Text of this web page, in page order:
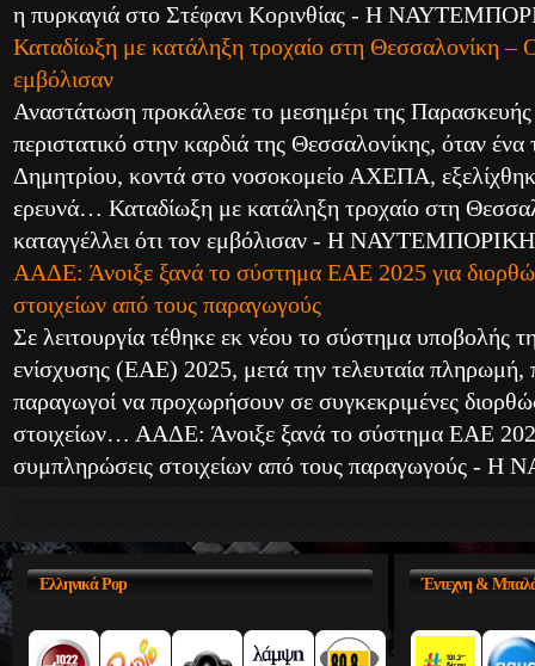
η πυρκαγιά στο Στέφανι Κορινθίας - Η
Καταδίωξη με κατάληξη τροχαίο στη Θεσσαλονίκη –
εμβόλισαν
Αναστάτωση προκάλεσε το μεσημέρι της
περιστατικό στην καρδιά της Θεσσαλονίκης, όταν
Δημητρίου, κοντά στο νοσοκομείο ΑΧΕΠΑ,
ερευνά… Καταδίωξη με κατάληξη τροχαίο στη
καταγγέλλει ότι τον εμβόλισαν - Η ΝΑΥΤΕΜΠΟΡΙΚΗ
ΑΑΔΕ: Άνοιξε ξανά το σύστημα ΕΑΕ 2025 για
στοιχείων από τους παραγωγούς
Σε λειτουργία τέθηκε εκ νέου το σύστημα υποβολής
ενίσχυσης (ΕΑΕ) 2025, μετά την τελευταία πληρωμή,
παραγωγοί να προχωρήσουν σε συγκεκριμένες
στοιχείων… ΑΑΔΕ: Άνοιξε ξανά το σύστημα ΕΑΕ
συμπληρώσεις στοιχείων από τους παραγωγούς -
ΕλληνικάPop Έντεχνη&